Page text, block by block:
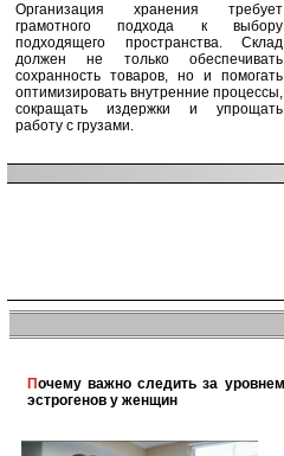
Организация хранения требует
грамотного подхода к выбору
подходящего пространства. Склад
должен не только обеспечивать
сохранность товаров, но и помогать
оптимизировать внутренние процессы,
сокращать издержки и упрощать
работу с грузами.
Почему важно следить за уровнем
эстрогенов у женщин